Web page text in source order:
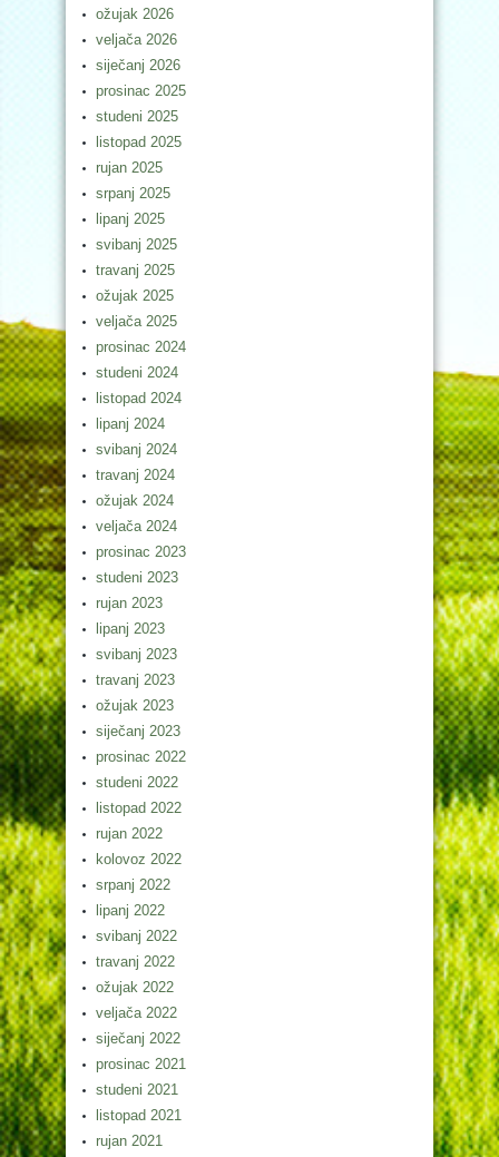
ožujak 2026
veljača 2026
siječanj 2026
prosinac 2025
studeni 2025
listopad 2025
rujan 2025
srpanj 2025
lipanj 2025
svibanj 2025
travanj 2025
ožujak 2025
veljača 2025
prosinac 2024
studeni 2024
listopad 2024
lipanj 2024
svibanj 2024
travanj 2024
ožujak 2024
veljača 2024
prosinac 2023
studeni 2023
rujan 2023
lipanj 2023
svibanj 2023
travanj 2023
ožujak 2023
siječanj 2023
prosinac 2022
studeni 2022
listopad 2022
rujan 2022
kolovoz 2022
srpanj 2022
lipanj 2022
svibanj 2022
travanj 2022
ožujak 2022
veljača 2022
siječanj 2022
prosinac 2021
studeni 2021
listopad 2021
rujan 2021